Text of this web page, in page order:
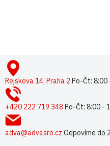
pRejskova 14, Praha 2 Po-Čt: 8:00
+420 222 719 348Po-Čt: 8:00 -
adva@advasro.cz Odpovíme do